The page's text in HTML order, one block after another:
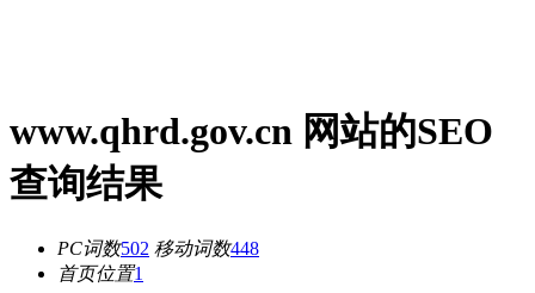
www.qhrd.gov.cn 网站的SEO
查询结果
PC词数502 移动词数448
首页位置1